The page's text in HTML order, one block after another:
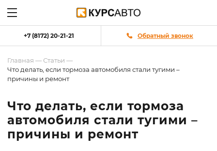
+7 (8172) 20-21-21 Обратный звонок
Главная — Статьи —
Что делать, если тормоза автомобиля стали тугими –
причины и ремонт
Что делать, если тормоза
автомобиля стали тугими –
причины и ремонт